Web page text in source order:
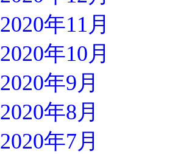
2020年11月
2020年10月
2020年9月
2020年8月
2020年7月